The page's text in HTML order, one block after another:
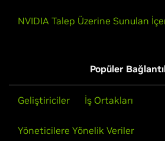
NVIDIA Talep Üzerine Sunulan
Popüler
Geliştiriciler İş Ortakları
Yöneticilere Yönelik Veriler